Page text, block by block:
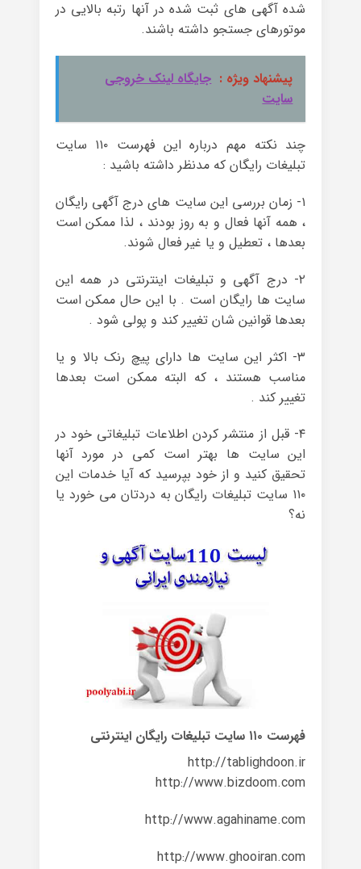
شده آگهی های ثبت شده در آنها رتبه بالایی در
موتورهای جستجو داشته باشند.
پیشنهاد ویژه : جایگاه لینک خروجی
سایت
چند نکته مهم درباره این فهرست ۱۱۰ سایت
تبلیغات رایگان که مدنظر داشته باشید :
۱- زمان بررسی این سایت های درج آگهی رایگان
، همه آنها فعال و به روز بودند ، لذا ممکن است
بعدها ، تعطیل و یا غیر فعال شوند.
۲- درج آگهی و تبلیغات اینترنتی در همه این
سایت ها رایگان است . با این حال ممکن است
بعدها قوانین شان تغییر کند و پولی شود .
۳- اکثر این سایت ها دارای پیچ رنک بالا و یا
مناسب هستند ، که البته ممکن است بعدها
تغییر کند .
۴- قبل از منتشر کردن اطلاعات تبلیغاتی خود در
این سایت ها بهتر است کمی در مورد آنها
تحقیق کنید و از خود بپرسید که آیا خدمات این
۱۱۰ سایت تبلیغات رایگان به دردتان می خورد یا
نه؟
فهرست ۱۱۰ سایت تبلیغات رایگان اینترنتی
http://tablighdoon.ir
http://www.bizdoom.com
http://www.agahiname.com
http://www.ghooiran.com